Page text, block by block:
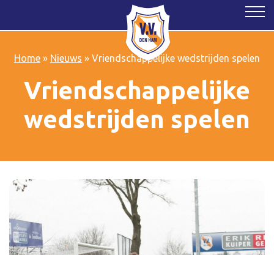
Home» Nieuws » Vriendschappelijke wedstrijden spelen
Vriendschappelijke
wedstrijden spelen